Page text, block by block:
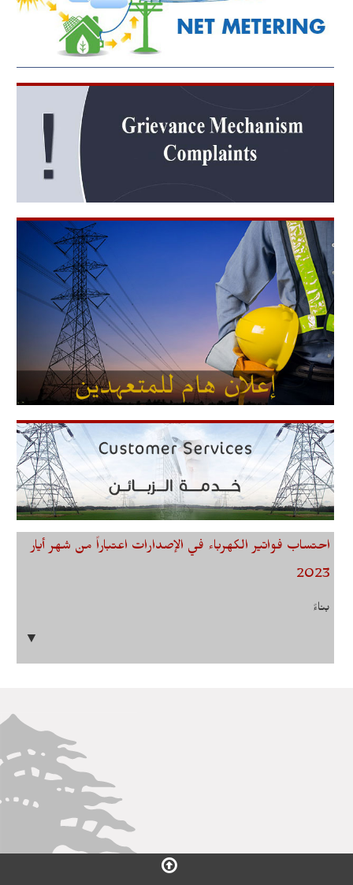
احتساب فواتير الكهرباء في الإصدارات اعتباراً من شهر أيار
2023
بناءً
▼